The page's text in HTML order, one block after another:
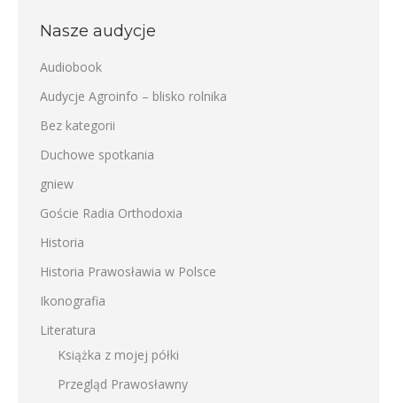
Nasze audycje
Audiobook
Audycje Agroinfo – blisko rolnika
Bez kategorii
Duchowe spotkania
gniew
Goście Radia Orthodoxia
Historia
Historia Prawosławia w Polsce
Ikonografia
Literatura
Książka z mojej półki
Przegląd Prawosławny